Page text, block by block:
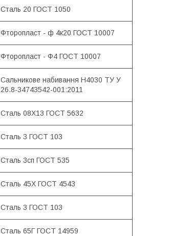
Сталь 20 ГОСТ 1050
Фторопласт - ф 4к20 ГОСТ 10007
Фторопласт - Ф4 ГОСТ 10007
Сальникове набивання Н4030 ТУ У
26.8-34743542-001:2011
Сталь 08Х13 ГОСТ 5632
Сталь 3 ГОСТ 103
Сталь 3сп ГОСТ 535
Сталь 45Х ГОСТ 4543
Сталь 3 ГОСТ 103
Сталь 65Г ГОСТ 14959